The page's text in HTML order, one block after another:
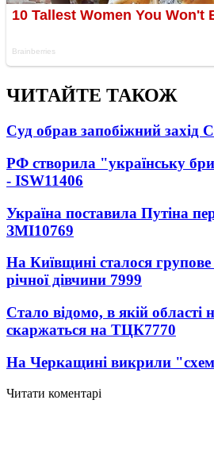
ЧИТАЙТЕ ТАКОЖ
Суд обрав запобіжний захід
РФ створила "українську
- ISW11406
Україна поставила Путіна
ЗМІ10769
На Київщині сталося
річної дівчини 7999
Стало відомо, в якій області
скаржаться на ТЦК7770
На Черкащині викрили
Читати коментарі